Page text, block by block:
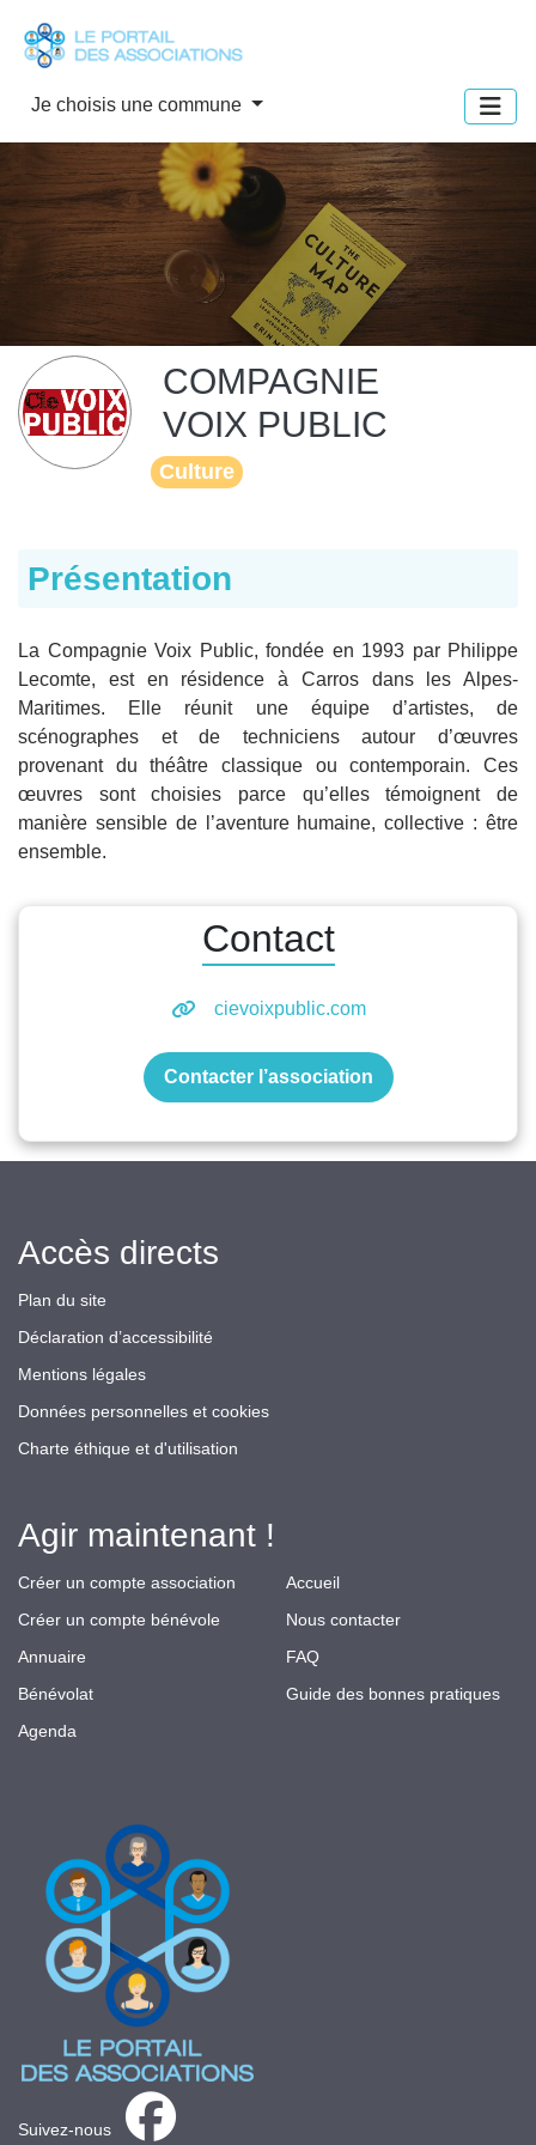
Je choisis une commune
COMPAGNIE
VOIX PUBLIC
Culture
Présentation
La Compagnie Voix Public, fondée en 1993 par Philippe
Lecomte, est en résidence à Carros dans les Alpes-
Maritimes. Elle réunit une équipe d’artistes, de
scénographes et de techniciens autour d’œuvres
provenant du théâtre classique ou contemporain. Ces
œuvres sont choisies parce qu’elles témoignent de
manière sensible de l’aventure humaine, collective : être
ensemble.
Contact
cievoixpublic.com
Contacter l’association
Suivez-nous
Accès directs
Plan du site
Déclaration d’accessibilité
Mentions légales
Données personnelles et cookies
Charte éthique et d'utilisation
Agir maintenant !
Créer un compte association
Créer un compte bénévole
Annuaire
Bénévolat
Agenda
Accueil
Nous contacter
FAQ
Guide des bonnes pratiques